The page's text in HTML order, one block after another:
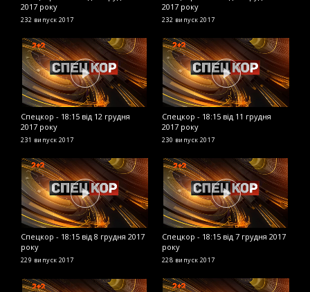
2017 року
232 випуск 2017
2017 року
232 випуск 2017
Спецкор - 18:15 від 12 грудня
2017 року
231 випуск 2017
Спецкор - 18:15 від 11 грудня
2017 року
230 випуск 2017
Спецкор - 18:15 від 8 грудня 2017
року
229 випуск 2017
Спецкор - 18:15 від 7 грудня 2017
року
228 випуск 2017